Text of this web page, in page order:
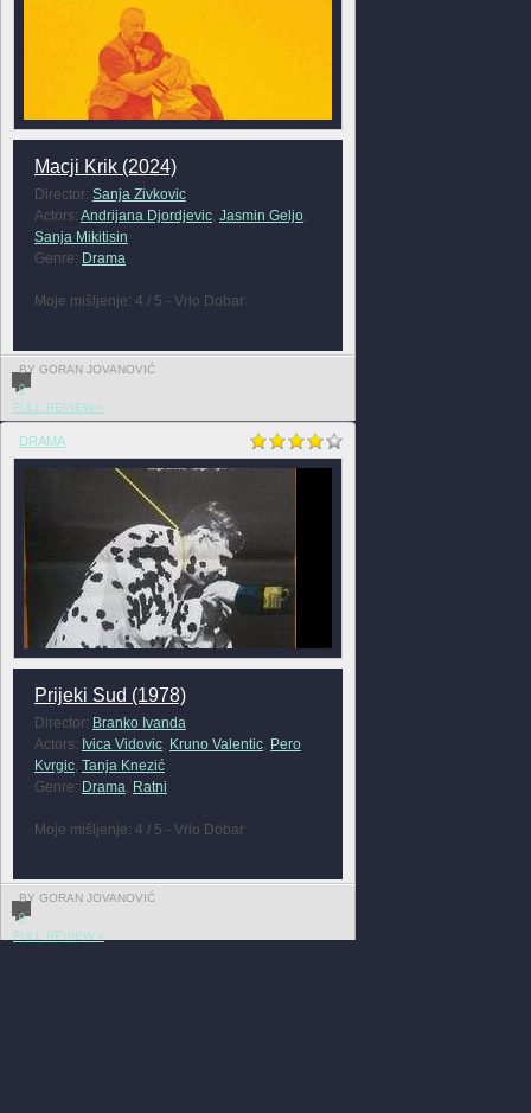
Macji Krik (2024)
Director: Sanja Zivkovic
Actors: Andrijana Djordjevic, Jasmin Geljo,
Sanja Mikitisin
Genre: Drama
Moje mišljenje: 4 / 5 - Vrlo Dobar
BY GORAN JOVANOVIĆ
0
FULL REVIEW »
DRAMA
Prijeki Sud (1978)
Director: Branko Ivanda
Actors: Ivica Vidovic, Kruno Valentic, Pero
Kvrgic, Tanja Knezić
Genre: Drama, Ratni
Moje mišljenje: 4 / 5 - Vrlo Dobar
BY GORAN JOVANOVIĆ
0
FULL REVIEW »